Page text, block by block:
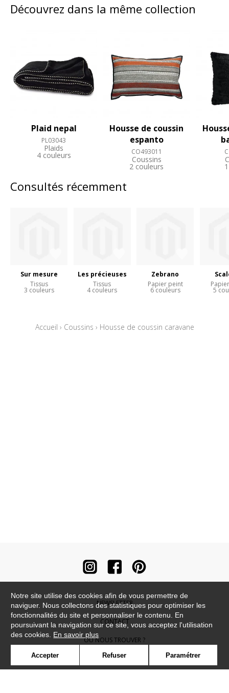
Découvrez dans la même collection
Plaid nepal
PL03043
Plaids
4 couleurs
Housse de coussin
espanto
CO493011
Coussins
2 couleurs
Consultés récemment
Sur mesure
Tissus
3 couleurs
Les précieuses
Tissus
4 couleurs
Zebrano
Papier peint
6 couleurs 5
Accueil › Coussins › Housse de coussin caravane
NEWSLETTER
CONTACT
OÙ NOUS TROUVER ?
CONTRACT
Notre site utilise des cookies afin de vous permettre de
naviguer. Nous collectons des statistiques pour optimiser les
fonctionnalités du site et personnaliser le contenu. En
poursuivant la navigation sur ce site, vous acceptez l'utilisation
des cookies. En savoir plus
Accepter Refuser Paramétrer